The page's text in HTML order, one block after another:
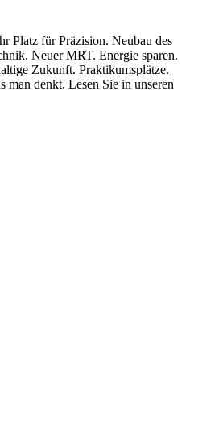
Platz für Präzision. Neubau des
Neuer MRT. Energie sparen.
Zukunft. Praktikumsplätze.
man denkt. Lesen Sie in unseren